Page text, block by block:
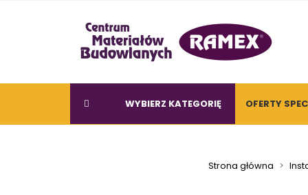
WYBIERZ KATEGORIĘ OFERTY
Strona główna